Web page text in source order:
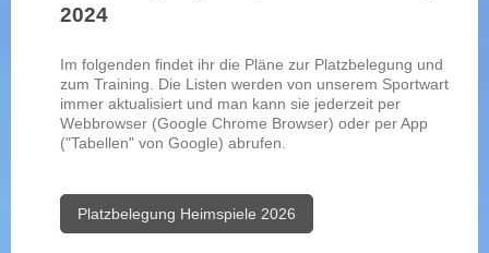
2024
Im folgenden findet ihr die Pläne zur Platzbelegung und
zum Training. Die Listen werden von unserem Sportwart
immer aktualisiert und man kann sie jederzeit per
Webbrowser (Google Chrome Browser) oder per App
("Tabellen" von Google) abrufen.
Platzbelegung Heimspiele 2026